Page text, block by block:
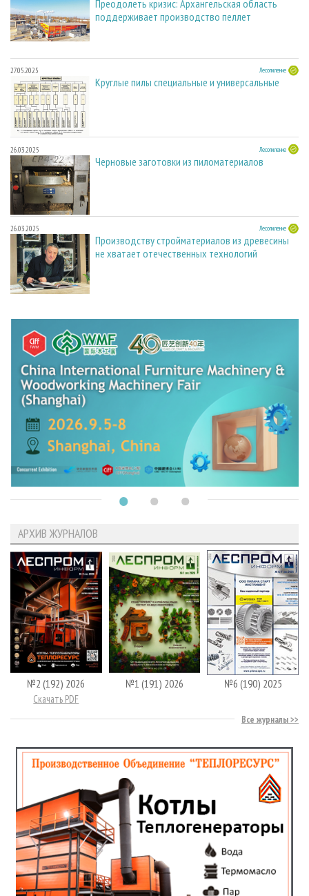
Преодолеть кризис: Архангельская область
поддерживает производство пеллет
27.05.2025 Лесопиление
Круглые пилы специальные и универсальные
26.03.2025 Лесопиление
Черновые заготовки из пиломатериалов
26.03.2025 Лесопиление
Производству стройматериалов из древесины
не хватает отечественных технологий
АРХИВ ЖУРНАЛОВ
№2 (192) 2026
Скачать PDF
№1 (191) 2026 №6 (190) 2025
Все журналы